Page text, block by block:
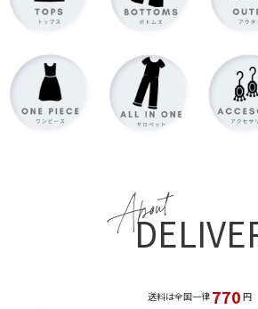
About
送料は全国一律 770 円